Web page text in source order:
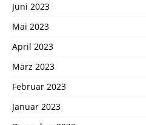
Juni 2023
Mai 2023
April 2023
März 2023
Februar 2023
Januar 2023